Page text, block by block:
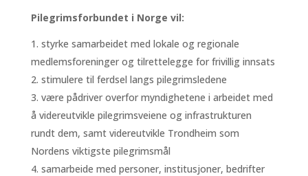
Pilegrimsforbundet i Norge vil:
styrke samarbeidet med lokale og regionale
medlemsforeninger og tilrettelegge for frivillig innsats
stimulere til ferdsel langs pilegrimsledene
være pådriver overfor myndighetene i arbeidet med
å videreutvikle pilegrimsveiene og infrastrukturen
rundt dem, samt videreutvikle Trondheim som
Nordens viktigste pilegrimsmål
samarbeide med personer, institusjoner, bedrifter